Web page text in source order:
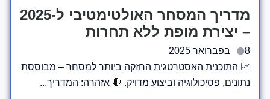
מדריך המסחר האולטימטיבי ל-2025
– יצירת מופת ללא תחרות
8 בפברואר 2025
📈 התוכנית האסטרטגית החזקה ביותר למסחר – מבוססת
נתונים, פסיכולוגיה וביצוע מדויק. 🛑 אזהרה: המדריך...